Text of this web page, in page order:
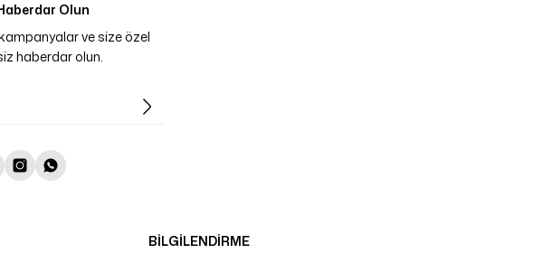
Olun
ve size özel
haberdar olun.
BİLGİLENDİRME